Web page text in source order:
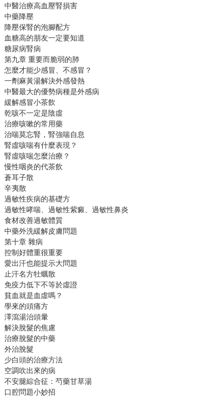
中醫治療高血壓腎損害
中藥降壓
降壓保腎的泡腳配方
血糖高的朋友一定要知道
糖尿病腎病
第九章 重要而脆弱的肺
怎麼才能少感冒、不感冒？
一劑麻黃湯解決外感發熱
中醫最大的優勢病種是外感病
緩解感冒小茶飲
乾咳不一定是陰虛
治療咳嗽的常用藥
治喘莫忘腎，腎強喘自息
腎虛咳喘有什麼表現？
腎虛咳喘怎麼治療？
慢性咽炎的代茶飲
蒼耳子散
辛夷散
過敏性疾病的基礎方
過敏性哮喘、過敏性紫癜、過敏性鼻炎
食材改善過敏體質
中藥外洗緩解皮膚問題
第十章 雜病
控制好體重很重要
愛出汗也能提示大問題
止汗名方牡蠣散
免疫力低下不等於虛證
貧血就是血虛嗎？
學來的頭痛方
澤瀉湯治頭暈
解決脫髮的焦慮
治療脫髮的中藥
外治脫髮
少白頭的治療方法
空調吹出來的病
不安腿綜合征：芍藥甘草湯
口腔問題小妙招